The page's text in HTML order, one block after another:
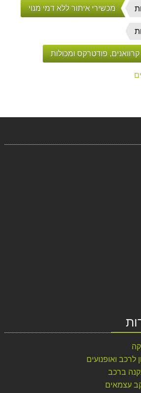
מכשירי איתור ללא דמי מנוי
קרוואנים, פודטרקס ומכולות
לרכב ואופנועים
ברכב
עצמאים